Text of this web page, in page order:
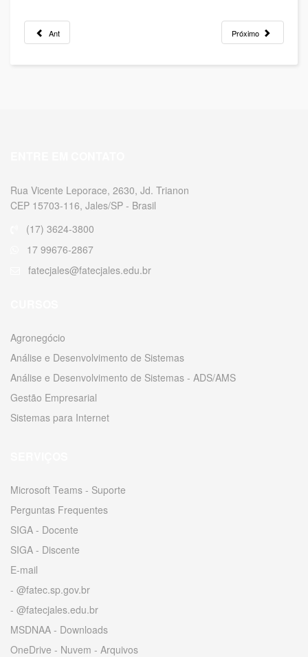
Ant Próximo
Rua Vicente Leporace, 2630, Jd. Trianon
CEP 15703-116, Jales/SP - Brasil
(17) 3624-3800
17 99676-2867
fatecjales@fatecjales.edu.br
Agronegócio
Análise e Desenvolvimento de Sistemas
Análise e Desenvolvimento de Sistemas - ADS/AMS
Gestão Empresarial
Sistemas para Internet
Microsoft Teams - Suporte
Perguntas Frequentes
SIGA - Docente
SIGA - Discente
E-mail
- @fatec.sp.gov.br
- @fatecjales.edu.br
MSDNAA - Downloads
OneDrive - Nuvem - Arquivos